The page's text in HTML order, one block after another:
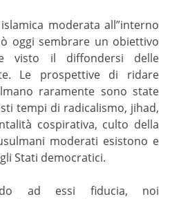
moderata all”interno
oggi sembrare un obiettivo
visto il diffondersi delle
Le prospettive di ridare
raramente sono state
tempi di radicalismo, jihad,
cospirativa, culto della
moderati esistono e
Stati democratici.
ad essi fiducia, noi